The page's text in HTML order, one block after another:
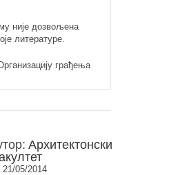
није дозвољена
литературе.
грађења
Архитектонски
21/05/2014